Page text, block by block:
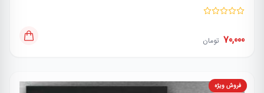
70,000 تومان
فروش ویژه